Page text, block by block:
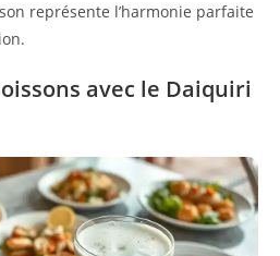
représente l’harmonie parfaite
avec le Daiquiri